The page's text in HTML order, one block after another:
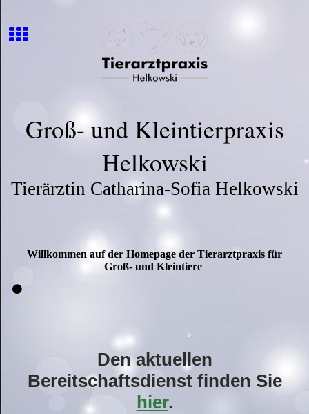
Groß- und Kleintierpraxis
Helkowski
Tierärztin Catharina-Sofia Helkowski
Willkommen auf der Homepage der Tierarztpraxis für
Groß- und Kleintiere
Den aktuellen
Bereitschaftsdienst finden Sie
hier.